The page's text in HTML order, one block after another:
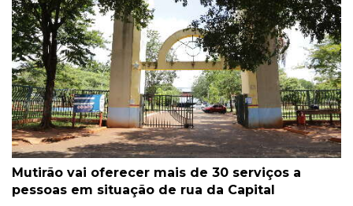
Mutirão vai oferecer mais de 30 serviços a
pessoas em situação de rua da Capital